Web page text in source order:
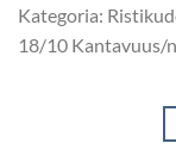
Kategoria:
18/10 Kantavuus/